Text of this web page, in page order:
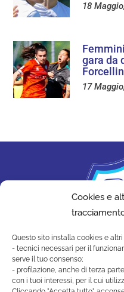
Cookies e
Questo sito installa cookies e
- tecnici necessari per il
serve il tuo consenso;
- profilazione, anche di terza
con i tuoi interessi, per il cui
18
gara da
17